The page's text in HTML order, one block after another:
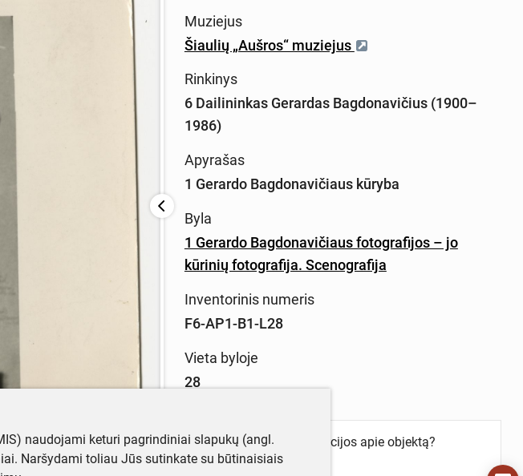
Muziejus
Šiaulių „Aušros“ muziejus
Rinkinys
6 Dailininkas Gerardas Bagdonavičius (1900–
1986)
Apyrašas
1 Gerardo Bagdonavičiaus kūryba
Byla
1 Gerardo Bagdonavičiaus fotografijos – jo
kūrinių fotografija. Scenografija
Inventorinis numeris
F6-AP1-B1-L28
Vieta byloje
28
Turite daugiau informacijos apie objektą?
Parašykite mums!
naudojami keturi pagrindiniai slapukų (angl.
Naršydami toliau Jūs sutinkate su būtinaisiais